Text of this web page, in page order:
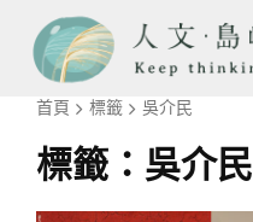
首頁 標籤 吳介民
標籤： 吳介民